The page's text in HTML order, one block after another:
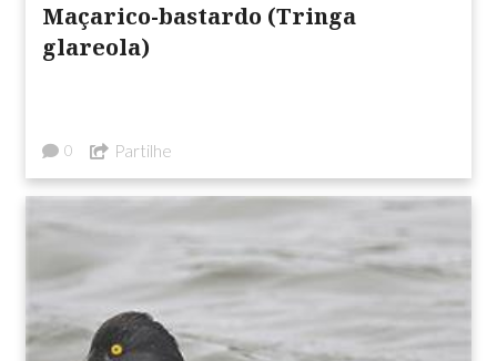
Maçarico-bastardo (Tringa
glareola)
0 Partilhe